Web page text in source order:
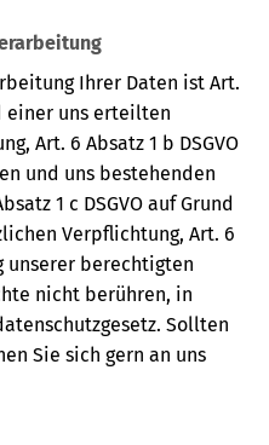
Ihrer Daten ist Art.
einer uns erteilten
Art. 6 Absatz 1 b DSGVO
und uns bestehenden
1 c DSGVO auf Grund
Verpflichtung, Art. 6
unserer berechtigten
nicht berühren, in
Sollten
Sie sich gern an uns